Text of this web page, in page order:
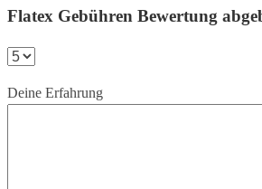
Flatex Gebühren Bewertung
Deine Erfahrung